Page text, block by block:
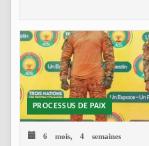
PROCESSUS DE PAIX
6 mois, 4 semaines